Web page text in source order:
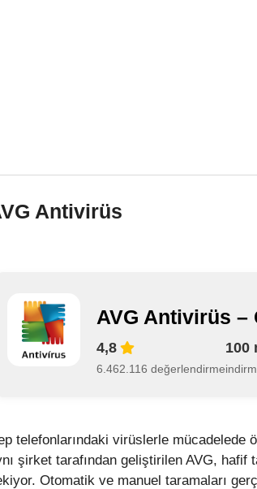
Antivirüs
AVG Antivirüs –
4,8
6.462.116 değerlendirme
100
telefonlarındaki virüslerle mücadelede
şirket tarafından geliştirilen AVG,
Otomatik ve manuel taramaları